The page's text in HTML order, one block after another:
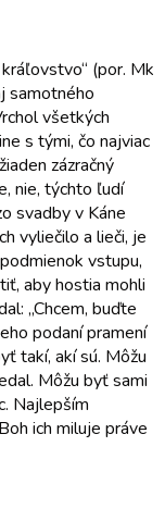
(por. Mk
samotného
všetkých
s tými, čo najviac
zázračný
nie, týchto ľudí
svadby v Káne
vyliečilo a lieči, je
vstupu,
aby hostia mohli
„Chcem, buďte
podaní pramení
takí, akí sú. Môžu
Môžu byť sami
Najlepším
ich miluje práve